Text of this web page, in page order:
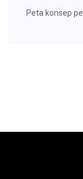
Peta konsep